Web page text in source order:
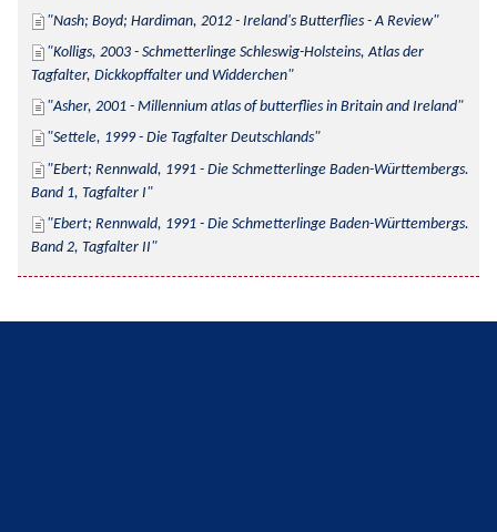
Nash; Boyd; Hardiman, 2012 - Ireland's Butterflies - A Review
Kolligs, 2003 - Schmetterlinge Schleswig-Holsteins, Atlas der
Tagfalter, Dickkopffalter und Widderchen
Asher, 2001 - Millennium atlas of butterflies in Britain and Ireland
Settele, 1999 - Die Tagfalter Deutschlands
Ebert; Rennwald, 1991 - Die Schmetterlinge Baden-Württembergs.
Band 1, Tagfalter I
Ebert; Rennwald, 1991 - Die Schmetterlinge Baden-Württembergs.
Band 2, Tagfalter II